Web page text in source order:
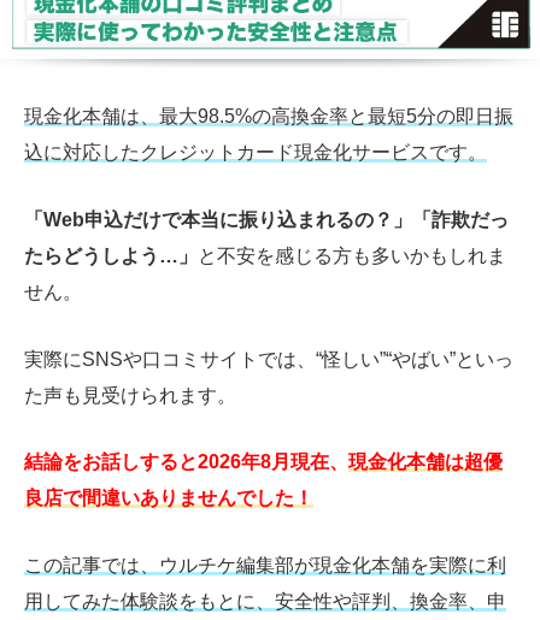
現金化本舗は、最大98.5%の高換金率と最短5分の即日振
込に対応したクレジットカード現金化サービスです。
「Web申込だけで本当に振り込まれるの？」「詐欺だっ
たらどうしよう…」
と不安を感じる方も多いかもしれま
せん。
実際にSNSや口コミサイトでは、“怪しい”“やばい”といっ
た声も見受けられます。
結論をお話しすると2026年8月現在、 現金化本舗は超優
良店で間違いありませんでした！
この記事では、ウルチケ編集部が現金化本舗を実際に利
用してみた体験談をもとに、安全性や評判、換金率、申